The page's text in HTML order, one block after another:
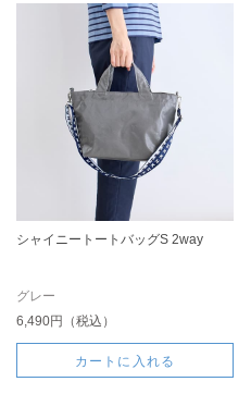
シャイニートートバッグS 2way
グレー
6,490円（税込）
カートに入れる